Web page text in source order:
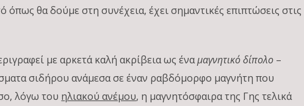
όπως θα δούμε στη συνέχεια, έχει σημαντικές επιπτώσεις στις
με αρκετά καλή ακρίβεια ως έναμαγνητικό δίπολο –
σιδήρου ανάμεσα σε έναν ραβδόμορφο μαγνήτη που
λόγω του ηλιακού ανέμου, η μαγνητόσφαιρα της Γης τελικά